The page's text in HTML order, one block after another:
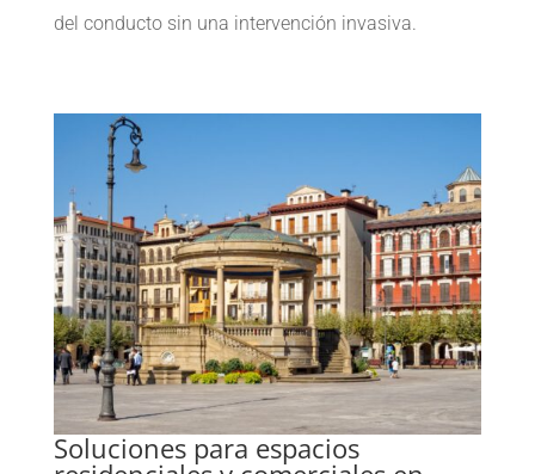
del conducto sin una intervención invasiva.
Soluciones para espacios